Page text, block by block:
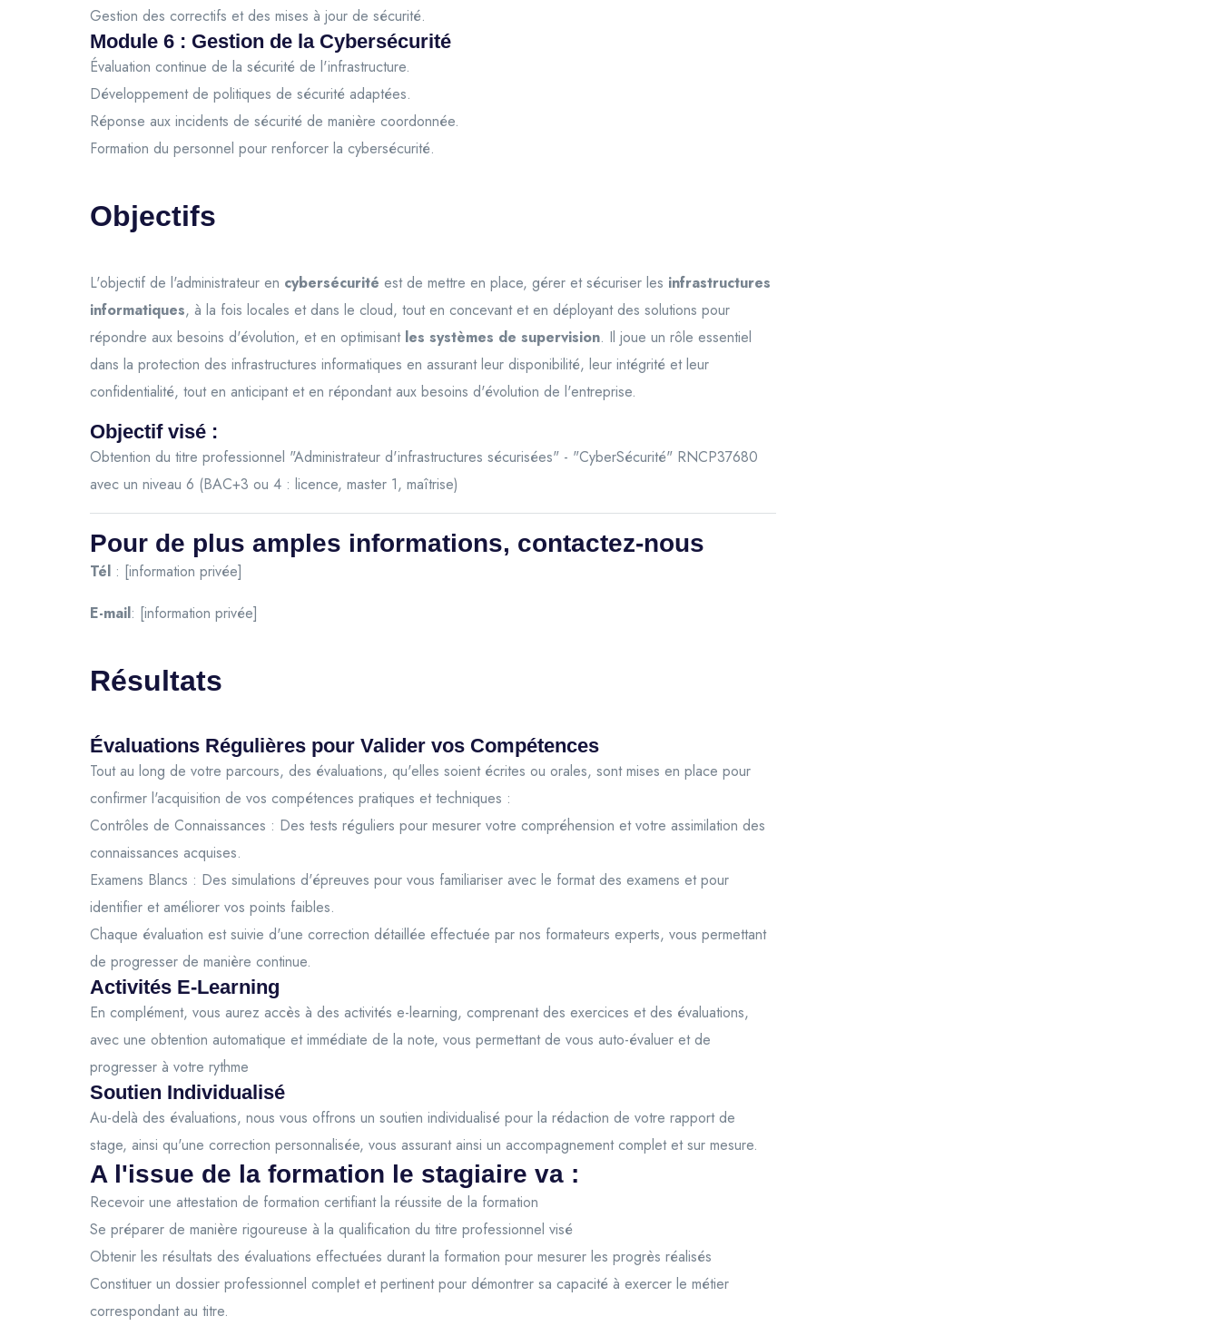
Gestion des correctifs et des mises à jour de sécurité.
Module 6 : Gestion de la Cybersécurité
Évaluation continue de la sécurité de l'infrastructure.
Développement de politiques de sécurité adaptées.
Réponse aux incidents de sécurité de manière coordonnée.
Formation du personnel pour renforcer la cybersécurité.
Objectifs
L'objectif de l'administrateur en cybersécurité est de mettre en place, gérer et sécuriser les infrastructures
informatiques, à la fois locales et dans le cloud, tout en concevant et en déployant des solutions pour
répondre aux besoins d'évolution, et en optimisant les systèmes de supervision. Il joue un rôle essentiel
dans la protection des infrastructures informatiques en assurant leur disponibilité, leur intégrité et leur
confidentialité, tout en anticipant et en répondant aux besoins d'évolution de l'entreprise.
Objectif visé :
Obtention du titre professionnel "Administrateur d'infrastructures sécurisées" - "CyberSécurité" RNCP37680
avec un niveau 6 (BAC+3 ou 4 : licence, master 1, maîtrise)
Pour de plus amples informations, contactez-nous
Tél : [information privée]
E-mail: [information privée]
Résultats
Évaluations Régulières pour Valider vos Compétences
Tout au long de votre parcours, des évaluations, qu'elles soient écrites ou orales, sont mises en place pour
confirmer l'acquisition de vos compétences pratiques et techniques :
Contrôles de Connaissances : Des tests réguliers pour mesurer votre compréhension et votre assimilation des
connaissances acquises.
Examens Blancs : Des simulations d'épreuves pour vous familiariser avec le format des examens et pour
identifier et améliorer vos points faibles.
Chaque évaluation est suivie d'une correction détaillée effectuée par nos formateurs experts, vous permettant
de progresser de manière continue.
Activités E-Learning
En complément, vous aurez accès à des activités e-learning, comprenant des exercices et des évaluations,
avec une obtention automatique et immédiate de la note, vous permettant de vous auto-évaluer et de
progresser à votre rythme
Soutien Individualisé
Au-delà des évaluations, nous vous offrons un soutien individualisé pour la rédaction de votre rapport de
stage, ainsi qu'une correction personnalisée, vous assurant ainsi un accompagnement complet et sur mesure.
A l'issue de la formation le stagiaire va :
Recevoir une attestation de formation certifiant la réussite de la formation
Se préparer de manière rigoureuse à la qualification du titre professionnel visé
Obtenir les résultats des évaluations effectuées durant la formation pour mesurer les progrès réalisés
Constituer un dossier professionnel complet et pertinent pour démontrer sa capacité à exercer le métier
correspondant au titre.